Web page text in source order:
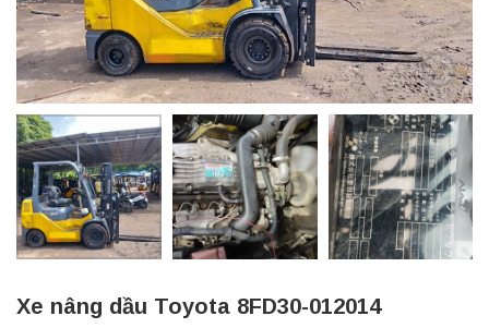
Xe nâng dầu Toyota 8FD30-012014